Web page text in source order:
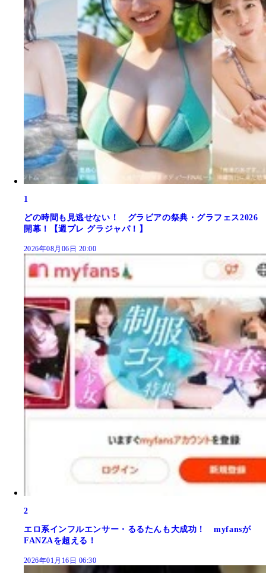
1
どの時間も見逃せない！ グラビアの祭典・グラフェス2026
開幕！【週プレ グラジャパ！】
2026年08月06日 20:00
2
エロ系インフルエンサー・るるたんも大成功！ myfansが
FANZAを超える！
2026年01月16日 06:30